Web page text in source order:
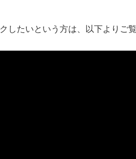
したいという方は、以下よりご